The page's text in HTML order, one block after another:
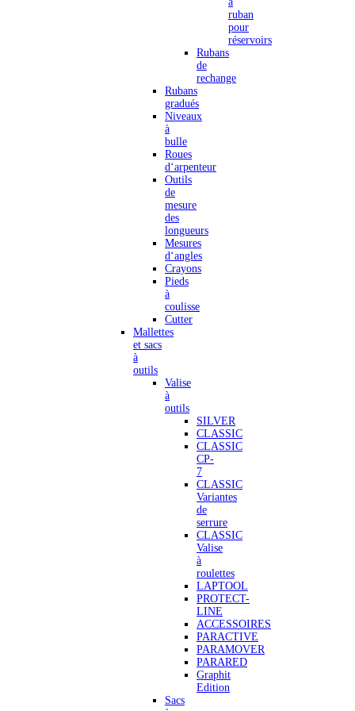
ruban
pour
réservoirs
Rubans
de
rechange
Rubans
gradués
Niveaux
à
bulle
Roues
d‘arpenteur
Outils
de
mesure
des
longueurs
Mesures
d‘angles
Crayons
Pieds
à
coulisse
Cutter
Mallettes
et sacs
à
outils
Valise
à
outils
SILVER
CLASSIC
CLASSIC
CP-
7
CLASSIC
Variantes
de
serrure
CLASSIC
Valise
à
roulettes
LAPTOOL
PROTECT-
LINE
ACCESSOIRES
PARACTIVE
PARAMOVER
PARARED
Graphit
Edition
Sacs